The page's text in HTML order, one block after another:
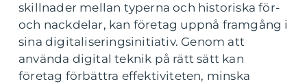
skillnader mellan typerna och historiska för-
och nackdelar, kan företag uppnå framgång i
sina digitaliseringsinitiativ. Genom att
använda digital teknik på rätt sätt kan
företag förbättra effektiviteten, minska